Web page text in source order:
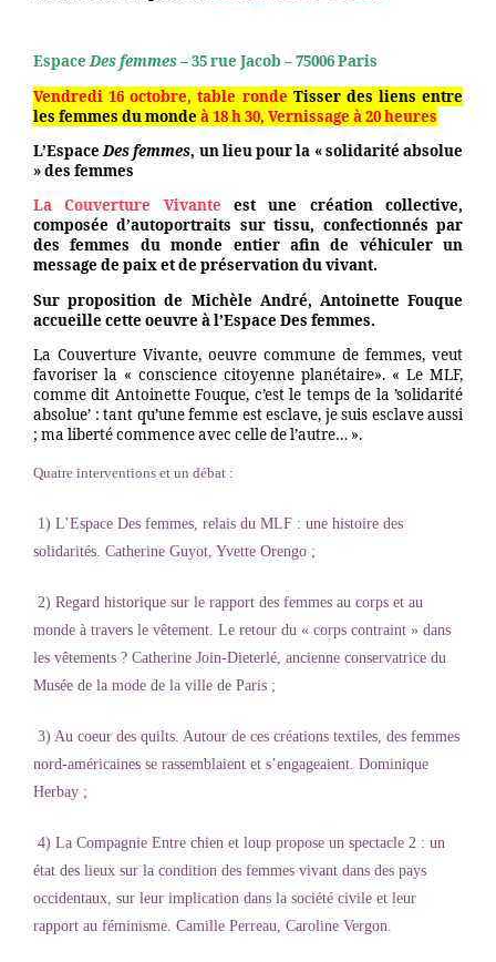
Espace Des femmes –35 rue Jacob – 75006 Paris
Vendredi 16 octobre, table ronde Tisser des liens entre
les femmes du monde à 18 h 30, Vernissage à 20 heures
L’Espace Des femmes, un lieu pour la « solidarité absolue
» des femmes
La Couverture Vivante est une création collective,
composée d’autoportraits sur tissu, confectionnés par
des femmes du monde entier afin de véhiculer un
message de paix et de préservation du vivant.
Sur proposition de Michèle André, Antoinette Fouque
accueille cette oeuvre à l’Espace Des femmes.
La Couverture Vivante, oeuvre commune de femmes, veut
favoriser la « conscience citoyenne planétaire». « Le MLF,
comme dit Antoinette Fouque, c’est le temps de la ’solidarité
absolue’ : tant qu’une femme est esclave, je suis esclave aussi
; ma liberté commence avec celle de l’autre… ».
Quatre interventions et un débat :
1) L’Espace Des femmes, relais du MLF : une histoire des
solidarités. Catherine Guyot, Yvette Orengo ;
2) Regard historique sur le rapport des femmes au corps et au
monde à travers le vêtement. Le retour du « corps contraint » dans
les vêtements ? Catherine Join-Dieterlé, ancienne conservatrice du
Musée de la mode de la ville de Paris ;
3) Au coeur des quilts. Autour de ces créations textiles, des femmes
nord-américaines se rassemblaient et s’engageaient. Dominique
Herbay ;
4) La Compagnie Entre chien et loup propose un spectacle 2 : un
état des lieux sur la condition des femmes vivant dans des pays
occidentaux, sur leur implication dans la société civile et leur
rapport au féminisme. Camille Perreau, Caroline Vergon.